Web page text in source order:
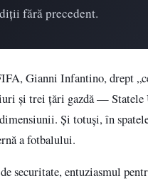
fără precedent.
Gianni Infantino, drept
și trei țări gazdă —
Și totuși, în
a fotbalului.
entuziasmul